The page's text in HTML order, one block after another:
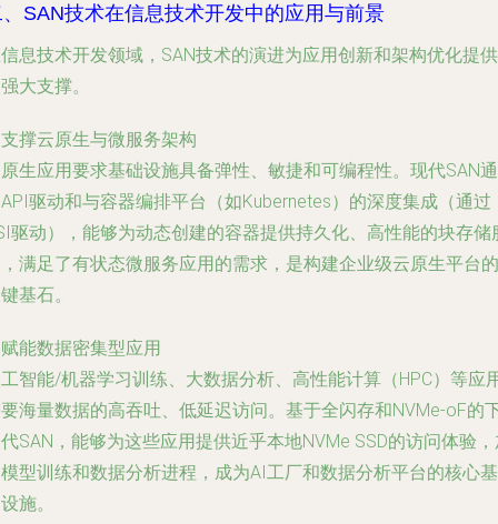
SAN技术在信息技术开发中的应用与前景
息技术开发领域，SAN技术的演进为应用创新和架构优化提供
大支撑。
支撑云原生与微服务架构
生应用要求基础设施具备弹性、敏捷和可编程性。现代SAN通
驱动和与容器编排平台（如Kubernetes）的深度集成（通过
驱动），能够为动态创建的容器提供持久化、高性能的块存储
满足了有状态微服务应用的需求，是构建企业级云原生平台的
基石。
赋能数据密集型应用
智能/机器学习训练、大数据分析、高性能计算（HPC）等应
海量数据的高吞吐、低延迟访问。基于全闪存和NVMe-oF的
SAN，能够为这些应用提供近乎本地NVMe SSD的访问体验
型训练和数据分析进程，成为AI工厂和数据分析平台的核心基
施。